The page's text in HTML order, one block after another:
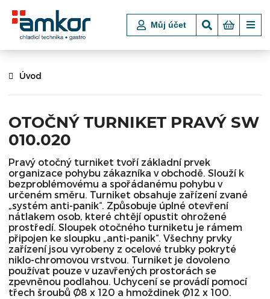
Můj účet
Úvod
OTOČNÝ TURNIKET PRAVÝ SW
010.020
Pravý otočný turniket tvoří základní prvek
organizace pohybu zákazníka v obchodě. Slouží k
bezproblémovému a spořádanému pohybu v
určeném směru. Turniket obsahuje zařízení zvané
„systém anti-panik“. Způsobuje úplné otevření
nátlakem osob, které chtějí opustit ohrožené
prostředí. Sloupek otočného turniketu je rámem
připojen ke sloupku „anti-panik“. Všechny prvky
zařízení jsou vyrobeny z ocelové trubky pokryté
niklo-chromovou vrstvou. Turniket je dovoleno
používat pouze v uzavřených prostorách se
zpevněnou podlahou. Uchycení se provádí pomocí
třech šroubů Ø8 x 120 a hmoždinek Ø12 x 100.